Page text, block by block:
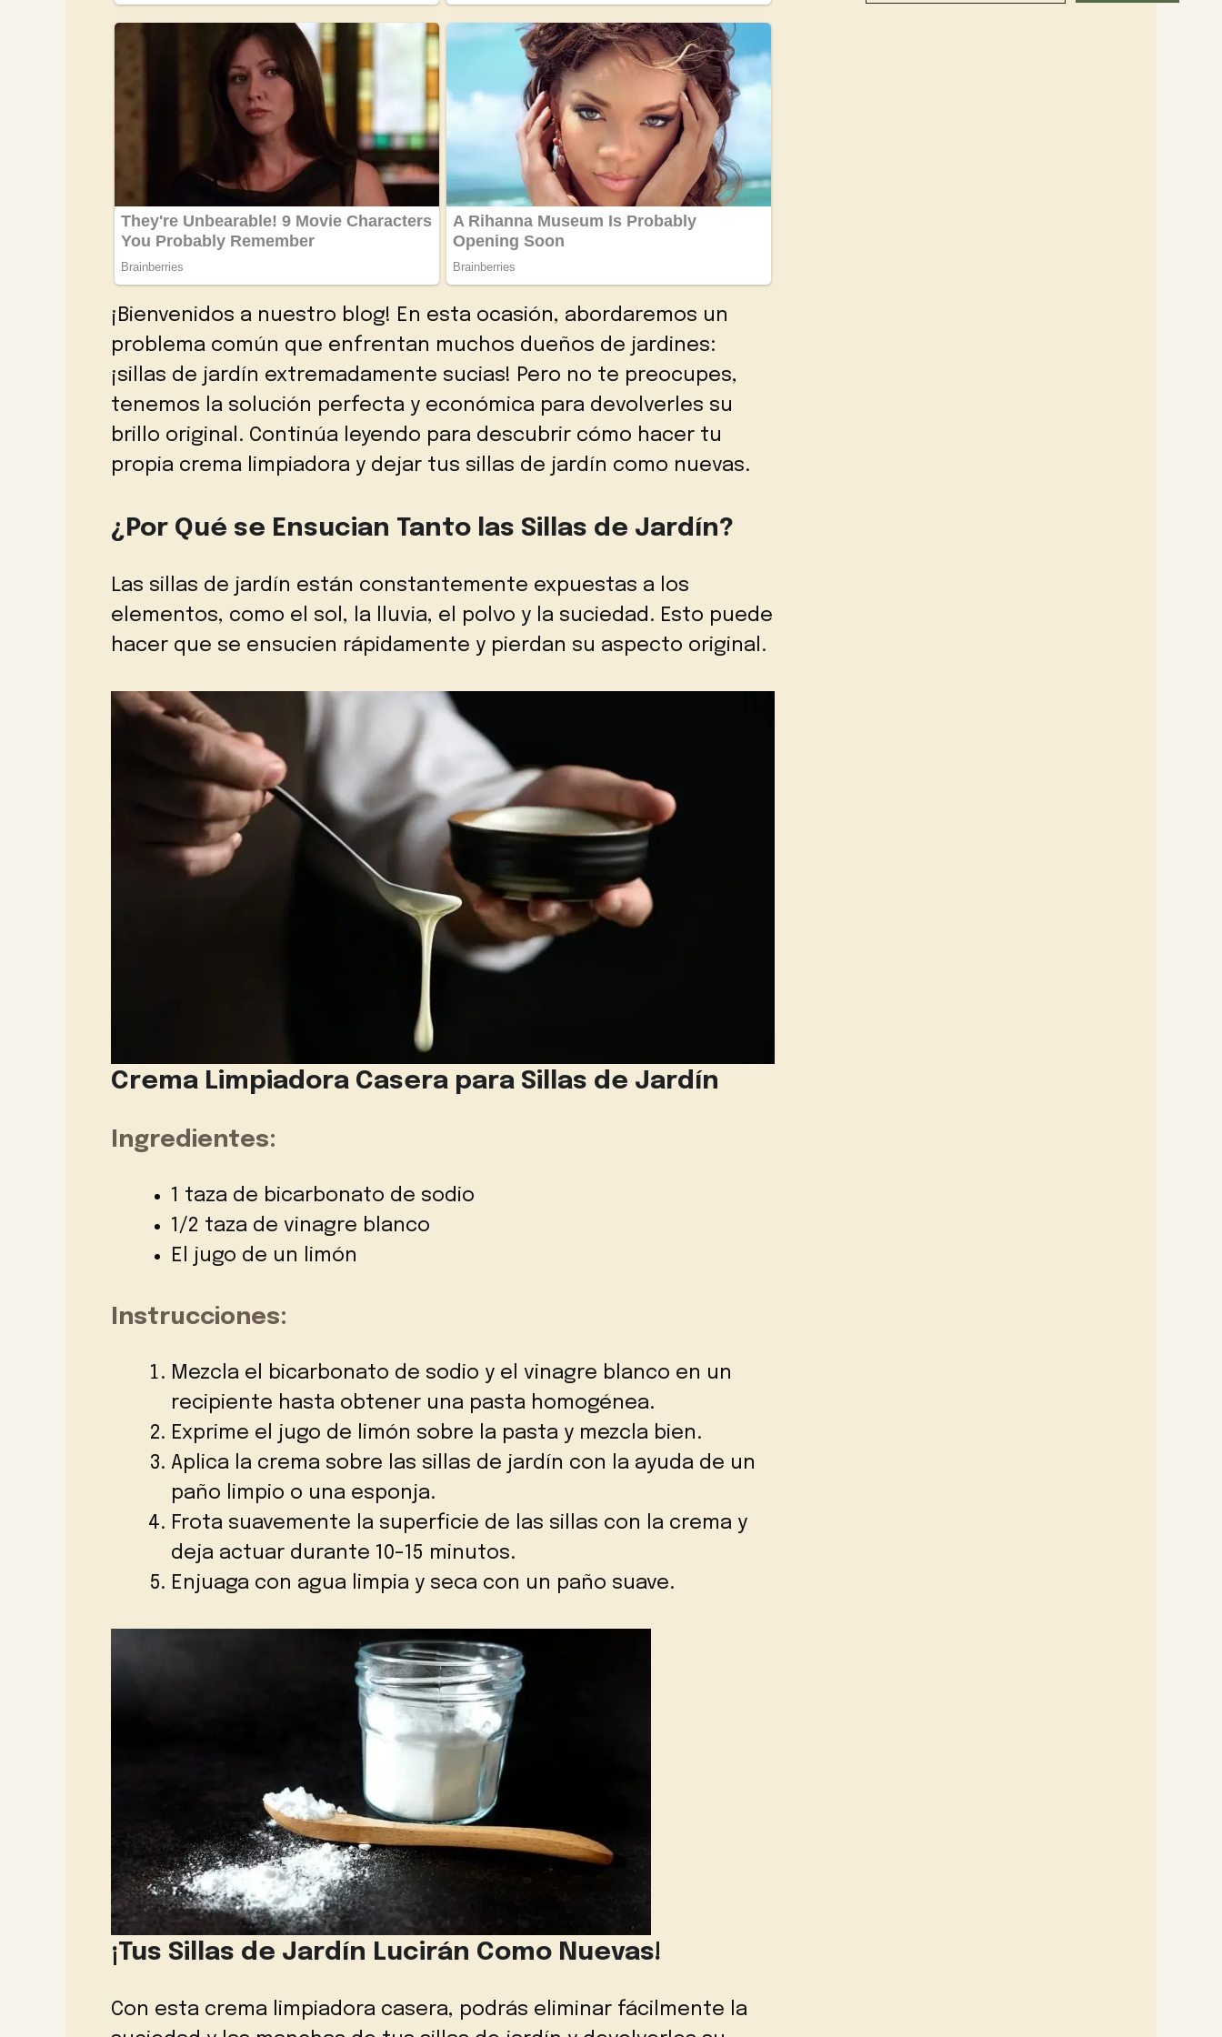
¡Bienvenidos a nuestro blog! En esta ocasión, abordaremos un
problema común que enfrentan muchos dueños de jardines:
¡sillas de jardín extremadamente sucias! Pero no te preocupes,
tenemos la solución perfecta y económica para devolverles su
brillo original. Continúa leyendo para descubrir cómo hacer tu
propia crema limpiadora y dejar tus sillas de jardín como nuevas.
¿Por Qué se Ensucian Tanto las Sillas de Jardín?
Las sillas de jardín están constantemente expuestas a los
elementos, como el sol, la lluvia, el polvo y la suciedad. Esto puede
hacer que se ensucien rápidamente y pierdan su aspecto original.
Crema Limpiadora Casera para Sillas de Jardín
Ingredientes:
1 taza de bicarbonato de sodio
1/2 taza de vinagre blanco
El jugo de un limón
Instrucciones:
Mezcla el bicarbonato de sodio y el vinagre blanco en un
recipiente hasta obtener una pasta homogénea.
Exprime el jugo de limón sobre la pasta y mezcla bien.
Aplica la crema sobre las sillas de jardín con la ayuda de un
paño limpio o una esponja.
Frota suavemente la superficie de las sillas con la crema y
deja actuar durante 10-15 minutos.
Enjuaga con agua limpia y seca con un paño suave.
¡Tus Sillas de Jardín Lucirán Como Nuevas!
Con esta crema limpiadora casera, podrás eliminar fácilmente la